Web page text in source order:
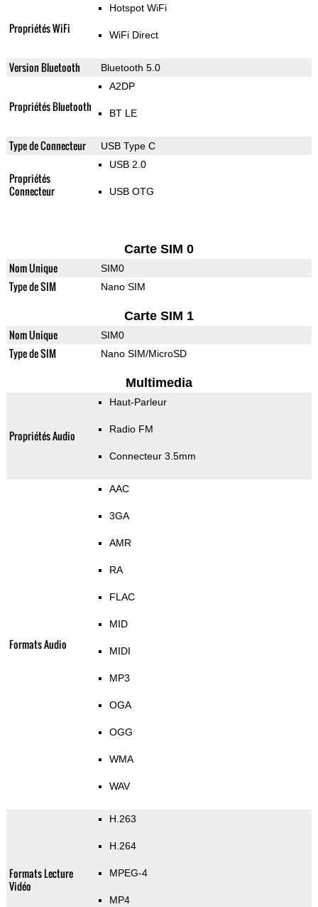
Propriétés WiFi
Hotspot WiFi
WiFi Direct
Version Bluetooth Bluetooth 5.0
Propriétés Bluetooth
A2DP
BT LE
Type de Connecteur USB Type C
Propriétés
Connecteur
USB 2.0
USB OTG
Carte SIM 0
Nom Unique SIM0
Type de SIM Nano SIM
Carte SIM 1
Nom Unique SIM0
Type de SIM Nano SIM/MicroSD
Multimedia
Propriétés Audio
Haut-Parleur
Radio FM
Connecteur 3.5mm
Formats Audio
AAC
3GA
AMR
RA
FLAC
MID
MIDI
MP3
OGA
OGG
WMA
WAV
Formats Lecture
Vidéo
H.263
H.264
MPEG-4
MP4